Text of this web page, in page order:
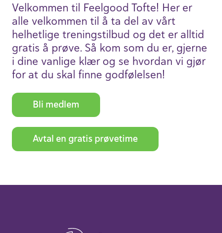
Velkommen til Feelgood Tofte! Her er
alle velkommen til å ta del av vårt
helhet­lige trenings­tilbud og det er alltid
gratis å prøve. Så kom som du er, gjerne
i dine vanlige klær og se hvordan vi gjør
for at du skal finne godfø­lelsen!
Bli medlem
Avtal en gratis prøve­time